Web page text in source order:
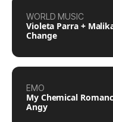
WORLD MUSIC
Violeta Parra +
Change
EMO
My Chemical
Angy